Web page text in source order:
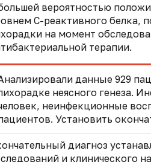
вероятностью
С-реактивного белка,
на момент
терапии.
данные 929
неясного генеза.
неинфекционные
Установить
диагноз
и клинического